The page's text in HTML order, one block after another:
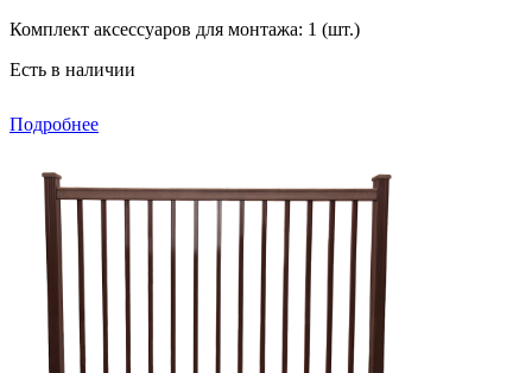
Комплект аксессуаров для монтажа: 1 (шт.)
Есть в наличии
Подробнее